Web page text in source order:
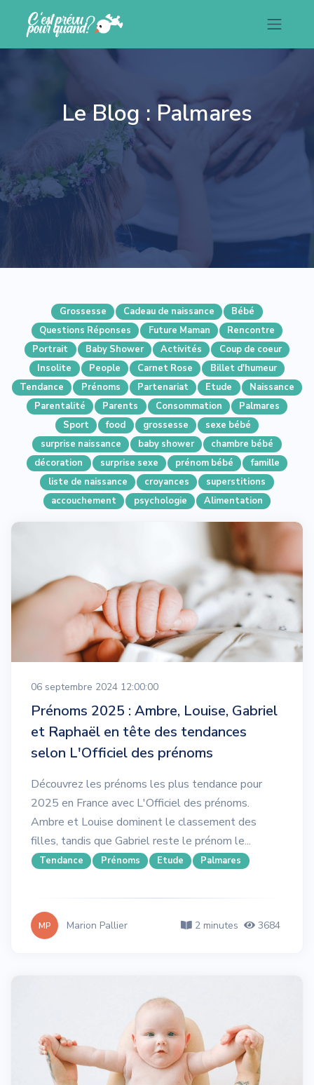
Le Blog : Palmares
Grossesse Cadeau de naissance
Bébé
Questions Réponses
Future Maman
Rencontre
Portrait
Baby Shower Activités
Coup de coeur
Insolite
People Carnet Rose
Billet d'humeur
Tendance
Prénoms Partenariat Etude
Naissance
Parentalité
Parents Consommation
Palmares
Sport
food grossesse
sexe bébé
surprise naissance
baby shower
chambre bébé
décoration
surprise sexe prénom bébé
famille
liste de naissance
croyances
superstitions
accouchement
psychologie Alimentation
06 septembre 2024 12:00:00
Prénoms 2025 : Ambre, Louise, Gabriel
et Raphaël en tête des tendances
selon L'Officiel des prénoms
Découvrez les prénoms les plus tendance pour
2025 en France avec L'Officiel des prénoms.
Ambre et Louise dominent le classement des
filles, tandis que Gabriel reste le prénom le...
Tendance Prénoms Etude Palmares
MP Marion Pallier 2 minutes 3684